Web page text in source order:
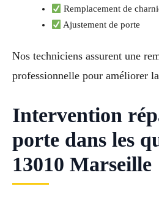
Remplacement de
Ajustement de porte
Nos techniciens assurent une
professionnelle pour améliorer
Intervention
porte dans les
13010 Marseille